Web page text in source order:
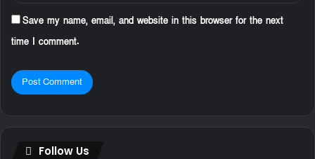
Save my name, email, and website in this browser for the next
time I comment.
Follow Us